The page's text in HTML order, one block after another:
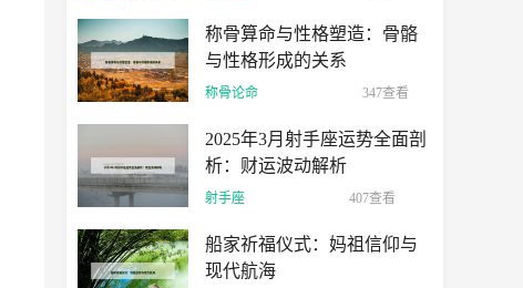
称骨算命与性格塑造：骨骼
与性格形成的关系
称骨论命 347查看
2025年3月射手座运势全面剖
析：财运波动解析
射手座 407查看
船家祈福仪式：妈祖信仰与
现代航海